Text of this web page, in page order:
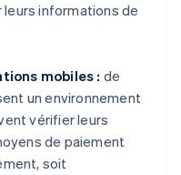
informations de
mobiles : de
un environnement
vérifier leurs
de paiement
soit